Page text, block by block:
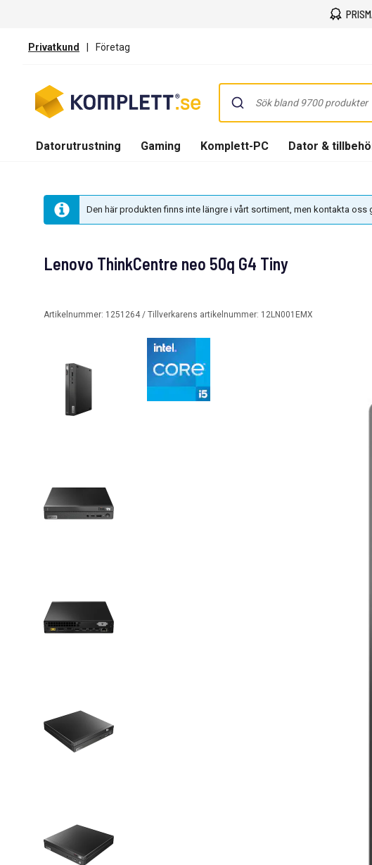
Privatkund | Företag
Datorutrustning Gaming Komplett-PC Dator &
Den här produkten finns inte längre i vårt sortiment, men kontakta oss
Lenovo ThinkCentre neo 50q G4 Tiny
Artikelnummer: 1251264 / Tillverkarens artikelnummer: 12LN001EMX